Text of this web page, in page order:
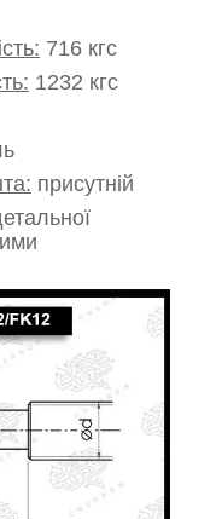
716 кгс
1232 кгс
присутній